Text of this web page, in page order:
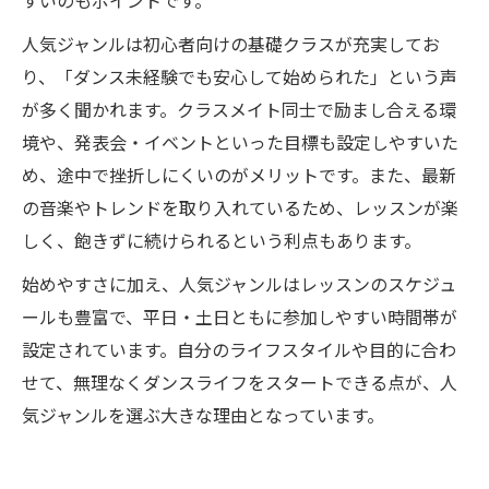
人気ジャンルは初心者向けの基礎クラスが充実してお
り、「ダンス未経験でも安心して始められた」という声
が多く聞かれます。クラスメイト同士で励まし合える環
境や、発表会・イベントといった目標も設定しやすいた
め、途中で挫折しにくいのがメリットです。また、最新
の音楽やトレンドを取り入れているため、レッスンが楽
しく、飽きずに続けられるという利点もあります。
始めやすさに加え、人気ジャンルはレッスンのスケジュ
ールも豊富で、平日・土日ともに参加しやすい時間帯が
設定されています。自分のライフスタイルや目的に合わ
せて、無理なくダンスライフをスタートできる点が、人
気ジャンルを選ぶ大きな理由となっています。